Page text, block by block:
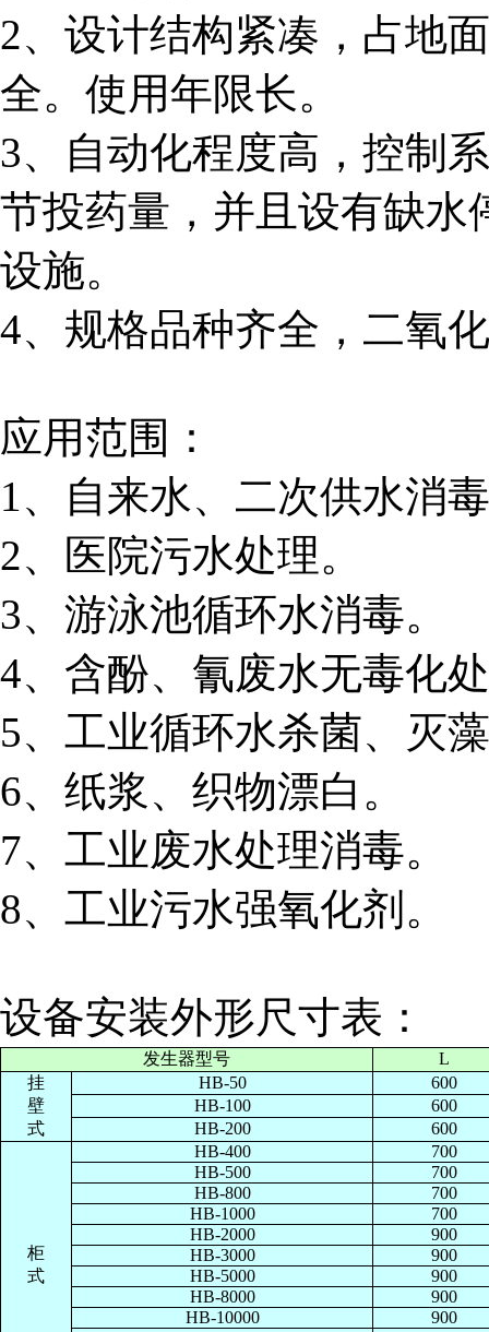
2、设计结构紧凑，占地
全。使用年限长。
3、自动化程度高，控制
节投药量，并且设有缺水
设施。
4、规格品种齐全，二氧
应用范围：
1、自来水、二次供水消
2、医院污水处理。
3、游泳池循环水消毒。
4、含酚、氰废水无毒化
5、工业循环水杀菌、灭
6、纸浆、织物漂白。
7、工业废水处理消毒。
8、工业污水强氧化剂。
设备安装外形尺寸表：
发生器型号
L
挂
壁
式
HB-50
600
HB-100
600
HB-200
600
柜
式
HB-400
700
HB-500
700
HB-800
700
HB-1000
700
HB-2000
900
HB-3000
900
HB-5000
900
HB-8000
900
HB-10000
900